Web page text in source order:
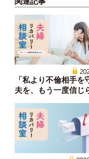
「私より不倫相手を
夫を、もう一度信じ